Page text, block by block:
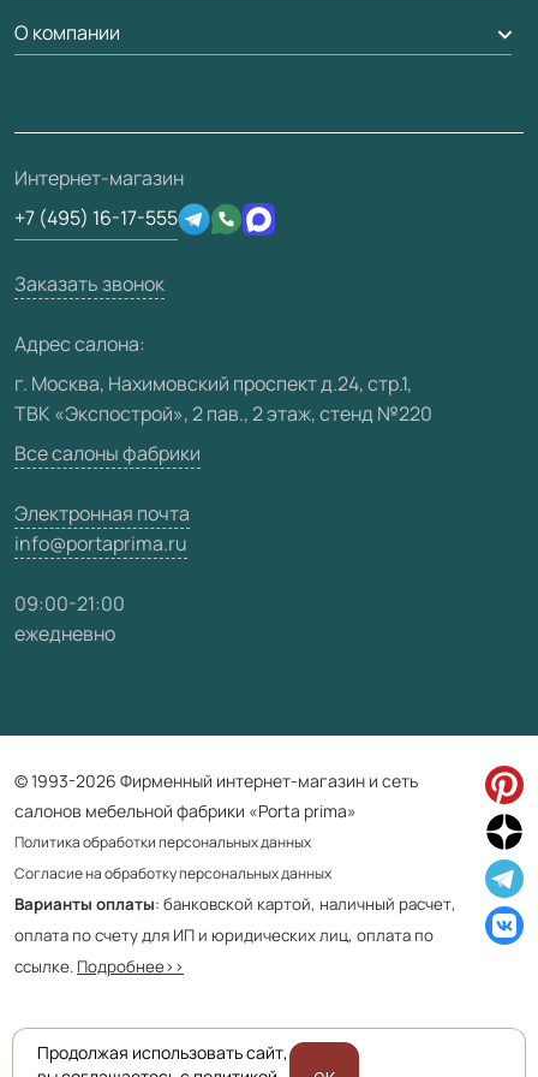
Погонаж
Вопрос-ответ
Отзывы клиентов
Техническая информация
Юридическая информация
Доставка
Дизайнерам / архитекторам
3D-модели
О компании
О фабрике
Сертификаты
Производство
Вакансии
Карта сайта
Интернет-магазин
+7 (495) 16-17-555
Заказать звонок
Адрес салона:
г. Москва, Нахимовский проспект д.24, стр.1,
ТВК «Экспострой», 2 пав., 2 этаж, стенд №220
Все салоны фабрики
Электронная почта
info@portaprima.ru
09:00-21:00
ежедневно
© 1993-2026 Фирменный интернет-магазин и сеть
салонов мебельной фабрики «Porta prima»
Политика обработки персональных данных
Согласие на обработку персональных данных
Варианты оплаты: банковской картой, наличный расчет,
оплата по счету для ИП и юридических лиц, оплата по
ссылке. Подробнее>>
Приведенная на сайте информация не является публичной офертой
Продолжая использовать сайт,